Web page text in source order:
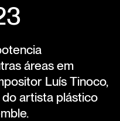
áreas em
Luís Tinoco,
artista plástico